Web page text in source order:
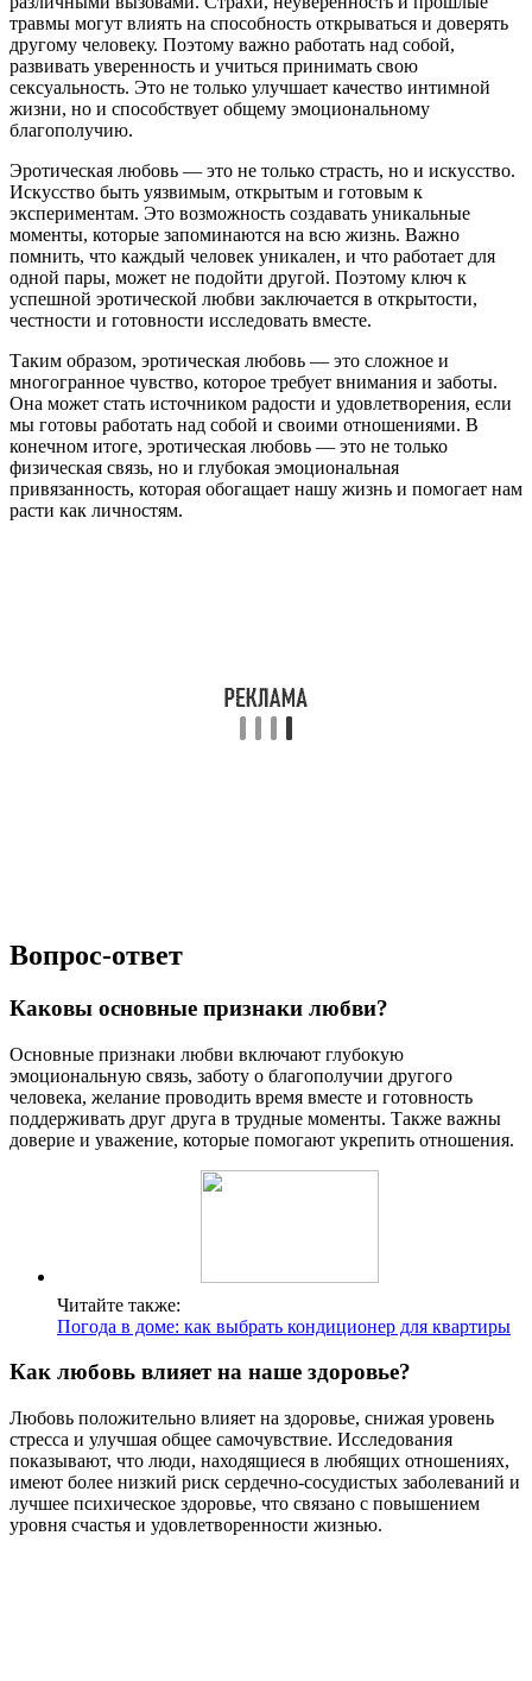
травмы могут влиять на способность открываться и доверять
другому человеку. Поэтому важно работать над собой,
развивать уверенность и учиться принимать свою
сексуальность. Это не только улучшает качество интимной
жизни, но и способствует общему эмоциональному
благополучию.
Эротическая любовь — это не только страсть, но и искусство.
Искусство быть уязвимым, открытым и готовым к
экспериментам. Это возможность создавать уникальные
моменты, которые запоминаются на всю жизнь. Важно
помнить, что каждый человек уникален, и что работает для
одной пары, может не подойти другой. Поэтому ключ к
успешной эротической любви заключается в открытости,
честности и готовности исследовать вместе.
Таким образом, эротическая любовь — это сложное и
многогранное чувство, которое требует внимания и заботы.
Она может стать источником радости и удовлетворения, если
мы готовы работать над собой и своими отношениями. В
конечном итоге, эротическая любовь — это не только
физическая связь, но и глубокая эмоциональная
привязанность, которая обогащает нашу жизнь и помогает нам
расти как личностям.
Вопрос-ответ
Каковы основные признаки любви?
Основные признаки любви включают глубокую
эмоциональную связь, заботу о благополучии другого
человека, желание проводить время вместе и готовность
поддерживать друг друга в трудные моменты. Также важны
доверие и уважение, которые помогают укрепить отношения.
Читайте также:
Погода в доме: как выбрать кондиционер для квартиры
Как любовь влияет на наше здоровье?
Любовь положительно влияет на здоровье, снижая уровень
стресса и улучшая общее самочувствие. Исследования
показывают, что люди, находящиеся в любящих отношениях,
имеют более низкий риск сердечно-сосудистых заболеваний и
лучшее психическое здоровье, что связано с повышением
уровня счастья и удовлетворенности жизнью.